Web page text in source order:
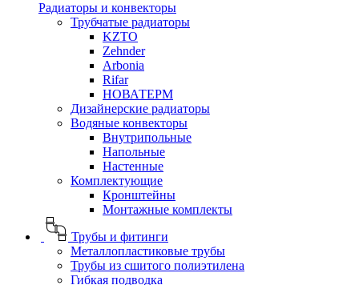
Радиаторы и конвекторы
Трубчатые радиаторы
KZTO
Zehnder
Arbonia
Rifar
НОВАТЕРМ
Дизайнерские радиаторы
Водяные конвекторы
Внутрипольные
Напольные
Настенные
Комплектующие
Кронштейны
Монтажные комплекты
Трубы и фитинги
Металлопластиковые трубы
Трубы из сшитого полиэтилена
Гибкая подводка